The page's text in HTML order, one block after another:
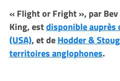
« Flight or Fright », par
King, estdisponible auprès
(USA), et deHodder &
territoires anglophones.